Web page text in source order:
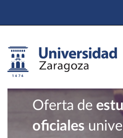
Oferta de
oficiales